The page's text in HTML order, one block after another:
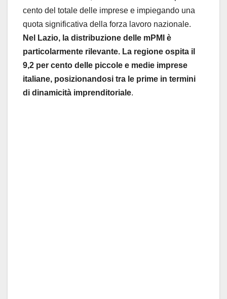
cento del totale delle imprese e impiegando una
quota significativa della forza lavoro nazionale.
Nel
Lazio, la distribuzione delle mPMI è
particolarmente rilevante. La regione ospita il
9,2 per cento delle piccole e medie imprese
italiane, posizionandosi tra le prime in termini
di dinamicità imprenditoriale.